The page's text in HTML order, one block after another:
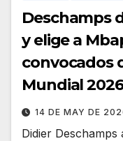
Deschamps
y elige a
convocados
Mundial 2026
14 DE MAY DE
Didier